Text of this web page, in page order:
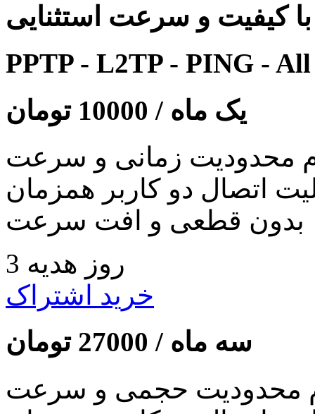
کیفیت و سرعت استثنایی
PPTP - L2TP - PING -
یک ماه / 10000 تومان
محدودیت زمانی و سرعت
اتصال دو کاربر همزمان
بدون قطعی و افت سرعت
3 روز هدیه
خرید اشتراک
سه ماه / 27000 تومان
محدودیت حجمی و سرعت